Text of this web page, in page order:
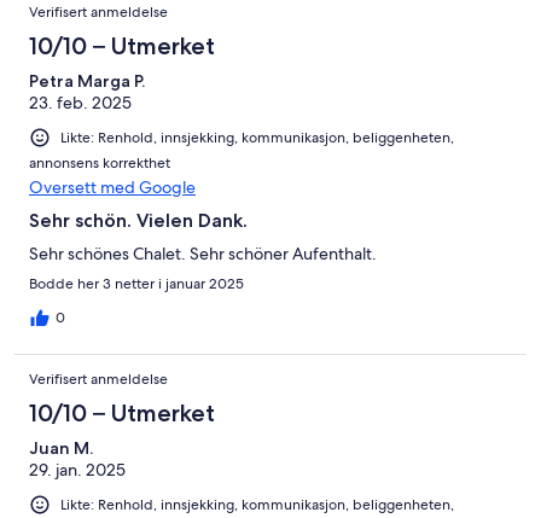
Verifisert anmeldelse
10/10 – Utmerket
Petra Marga P.
23. feb. 2025
Likte: Renhold, innsjekking, kommunikasjon, beliggenheten,
annonsens korrekthet
Oversett med Google
Sehr schön. Vielen Dank.
Sehr schönes Chalet. Sehr schöner Aufenthalt.
Bodde her 3 netter i januar 2025
0
Verifisert anmeldelse
10/10 – Utmerket
Juan M.
29. jan. 2025
Likte: Renhold, innsjekking, kommunikasjon, beliggenheten,